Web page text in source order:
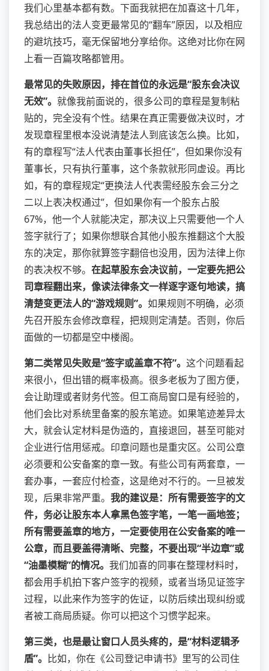
我们心里基本都有数。下面我就把在加喜这十几年，
我总结出的法人变更最常见的“翻车”原因，以及相应
的避坑技巧，毫无保留地分享给你。这绝对比你在网
上看一百篇攻略都管用。
最常见的失败原因，排在首位的永远是“股东会决议
无效”。 就像我前面说的，很多公司的章程是复制粘
贴的，完全没有个性。结果在真正需要做决议时，才
发现章程里根本没说清楚法人到底该怎么换。比如，
有的章程写“法人代表由董事长担任”，但如果你没有
董事长，只有执行董事，这个条款就形同虚设。再比
如，有的章程规定“更换法人代表需经股东会三分之
二以上表决权通过”，但如果你有一个股东占股
67%，他一个人就能决定，那决议上只需要他一个人
签字就行了；如果你想联合其他小股东推翻这个大股
东的决定，那你就算签字翻倍也没用，因为法律上你
的表决权不够。 在起草股东会决议前，一定要先把公
司章程翻出来，像读法律条文一样逐字逐句地读，搞
清楚变更法人的“游戏规则”。 如果规则不明确，必须
先召开股东会修改章程，把规则定清楚。否则，你后
面做的一切都是空中楼阁。
第二类常见失败是“签字或盖章不符”。 这个问题看起
来很小，但出错的概率极高。很多老板为了图方便，
会让助理或者财务代签。但工商局窗口是有经验的，
他们会比对系统里备案的股东笔迹。如果笔迹差异太
大，就会认定材料是伪造的，直接退回，甚至可能对
企业进行信用惩戒。印章问题也是重灾区。公司公章
必须要和公安备案的章一致。有些公司有两套章，一
套办事，一套应付检查，这是绝对不行的。一旦被发
现，后果非常严重。 我的建议是：所有需要签字的文
件，务必让股东本人拿黑色签字笔，一笔一画地签；
所有需要盖章的地方，一定要使用在公安备案的唯一
公章，而且要盖得清晰、完整，不要出现“半边章”或
“油墨模糊”的情况。 我们加喜的同事在整理材料时，
都会用手机拍下客户签字的视频，或者当场见证签字
过程，以此来作为签字的佐证，以防后续出现纠纷或
者被工商局质疑。你可以把这个习惯学起来。
第三类，也是最让窗口人员头疼的，是“材料逻辑矛
盾”。 比如，你在《公司登记申请书》里写的公司住